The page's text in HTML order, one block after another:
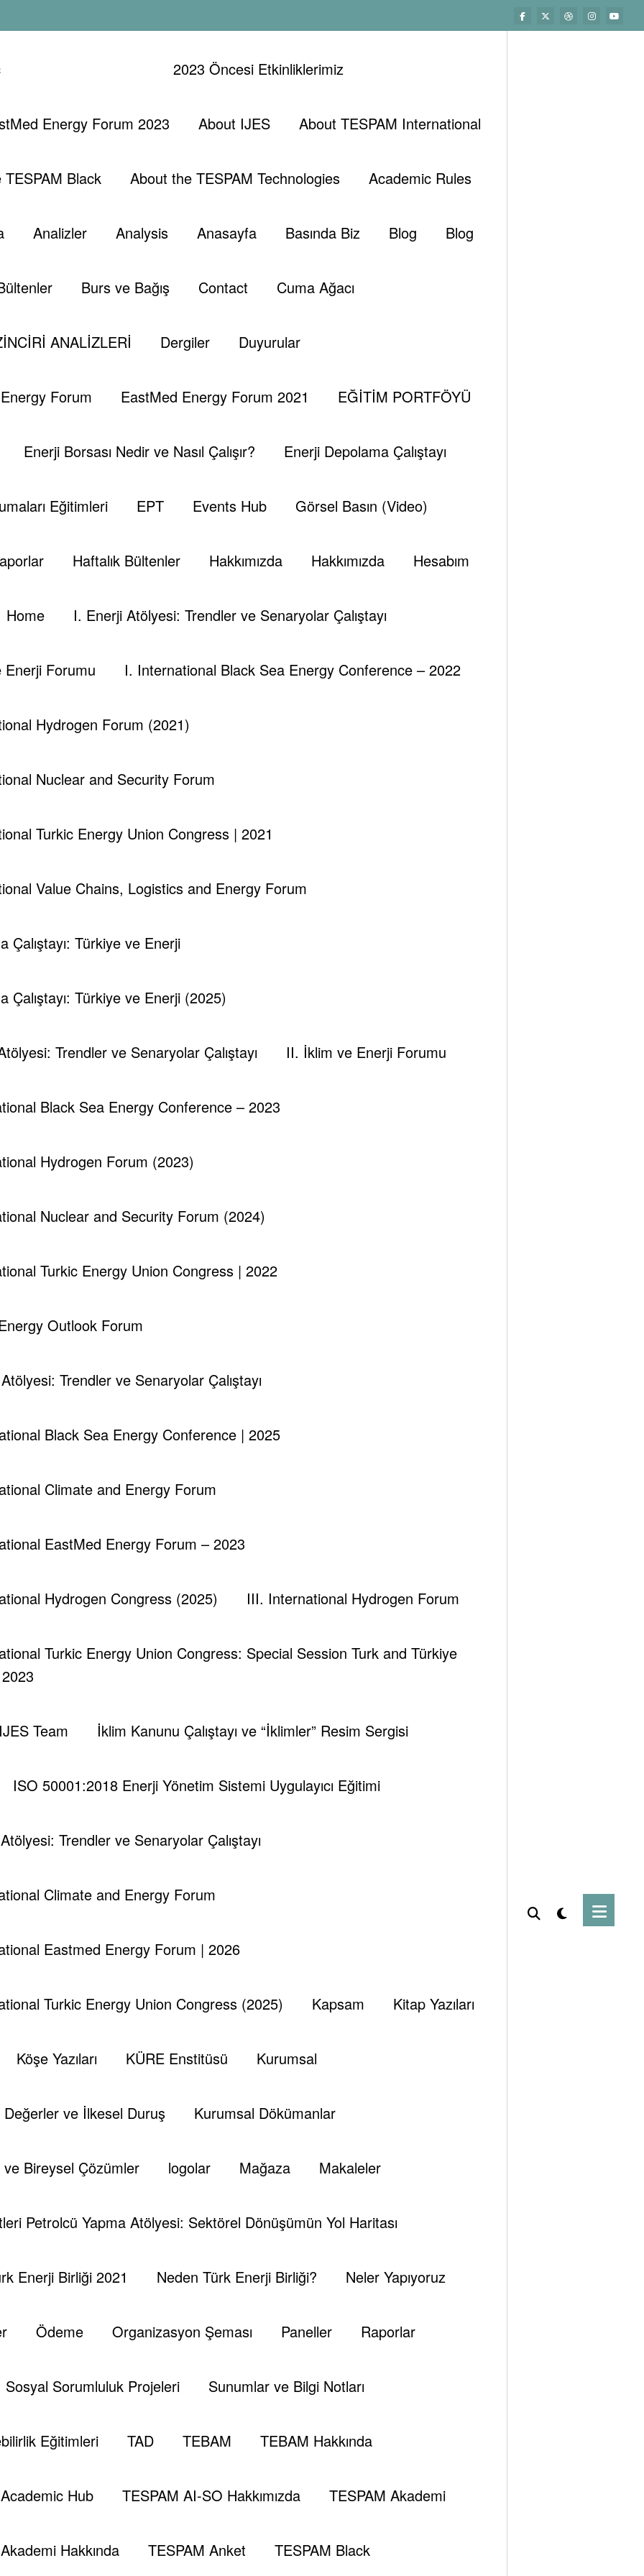
2023 Öncesi Etkinliklerimiz
Energy Forum 2023 About IJES About TESPAM International
Black About the TESPAM Technologies Academic Rules
Analizler Analysis Anasayfa Basında Biz Blog Blog
Burs ve Bağış Contact Cuma Ağacı
ANALİZLERİ Dergiler Duyurular
Forum EastMed Energy Forum 2021 EĞİTİM PORTFÖYÜ
Enerji Borsası Nedir ve Nasıl Çalışır? Enerji Depolama Çalıştayı
Eğitimleri EPT Events Hub Görsel Basın (Video)
Haftalık Bültenler Hakkımızda Hakkımızda Hesabım
Home I. Enerji Atölyesi: Trendler ve Senaryolar Çalıştayı
Enerji Forumu I. International Black Sea Energy Conference – 2022
Hydrogen Forum (2021)
Nuclear and Security Forum
Turkic Energy Union Congress | 2021
Value Chains, Logistics and Energy Forum
Çalıştayı: Türkiye ve Enerji
Çalıştayı: Türkiye ve Enerji (2025)
Trendler ve Senaryolar Çalıştayı II. İklim ve Enerji Forumu
Black Sea Energy Conference – 2023
Hydrogen Forum (2023)
Nuclear and Security Forum (2024)
Turkic Energy Union Congress | 2022
Outlook Forum
Trendler ve Senaryolar Çalıştayı
Black Sea Energy Conference | 2025
Climate and Energy Forum
EastMed Energy Forum – 2023
Hydrogen Congress (2025) III. International Hydrogen Forum
Turkic Energy Union Congress: Special Session Turk and Türkiye
IJES Team İklim Kanunu Çalıştayı ve “İklimler” Resim Sergisi
ISO 50001:2018 Enerji Yönetim Sistemi Uygulayıcı Eğitimi
Trendler ve Senaryolar Çalıştayı
Climate and Energy Forum
Eastmed Energy Forum | 2026
Turkic Energy Union Congress (2025) Kapsam Kitap Yazıları
Köşe Yazıları KÜRE Enstitüsü Kurumsal
ve İlkesel Duruş Kurumsal Dökümanlar
Bireysel Çözümler logolar Mağaza Makaleler
Petrolcü Yapma Atölyesi: Sektörel Dönüşümün Yol Haritası
Enerji Birliği 2021 Neden Türk Enerji Birliği? Neler Yapıyoruz
Ödeme Organizasyon Şeması Paneller Raporlar
Sosyal Sorumluluk Projeleri Sunumlar ve Bilgi Notları
Eğitimleri TAD TEBAM TEBAM Hakkında
Hub TESPAM AI-SO Hakkımızda TESPAM Akademi
Hakkında TESPAM Anket TESPAM Black
Riski?
Tütün Dumanıyla Akciğerlere Giren Doğal Radyoaktif Polonyum-210 ve
Elektrik Santrallerinde Soğutma Kulelerinden
Nisan 7, 2025